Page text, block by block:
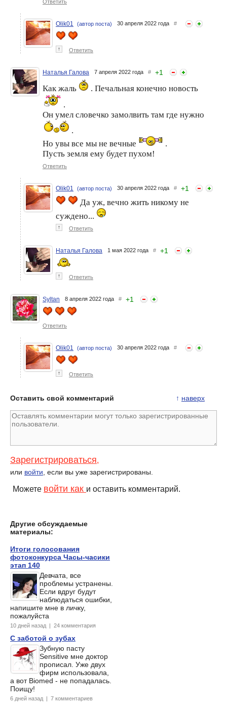
Ответить
Olik01 (автор поста) 30 апреля 2022 года #
↑ Ответить
Наталья Галова 7 апреля 2022 года # +1
Как жаль
. Печальная конечно новость
.
Он умел словечко замолвить там где нужно
.
Но увы все мы не вечные
.
Пусть земля ему будет пухом!
Ответить
Olik01 (автор поста) 30 апреля 2022 года # +1
Да уж, вечно жить никому не
суждено...
↑ Ответить
Наталья Галова 1 мая 2022 года # +1
↑ Ответить
Syltan 8 апреля 2022 года # +1
Ответить
Olik01 (автор поста) 30 апреля 2022 года #
↑ Ответить
↑ наверх
Оставить свой комментарий
Зарегистрироваться,
или войти , если вы уже зарегистрированы.
Можете войти как и оставить комментарий.
Другие обсуждаемые
материалы:
Итоги голосования
фотоконкурса Часы-часики
этап 140
Девчата, все
проблемы устранены.
Если вдруг будут
наблюдаться ошибки,
напишите мне в личку,
пожалуйста
10 дней назад | 24 комментария
С заботой о зубах
Зубную пасту
Sensitive мне доктор
прописал. Уже двух
фирм использовала,
а вот Biomed - не попадалась.
Поищу!
6 дней назад | 7 комментариев